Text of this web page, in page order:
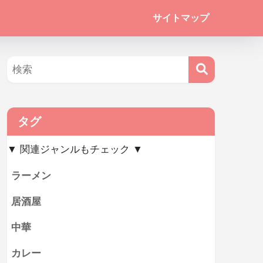
サイトマップ
タグ
▼ 関連ジャンルもチェック ▼
ラーメン
居酒屋
中華
カレー